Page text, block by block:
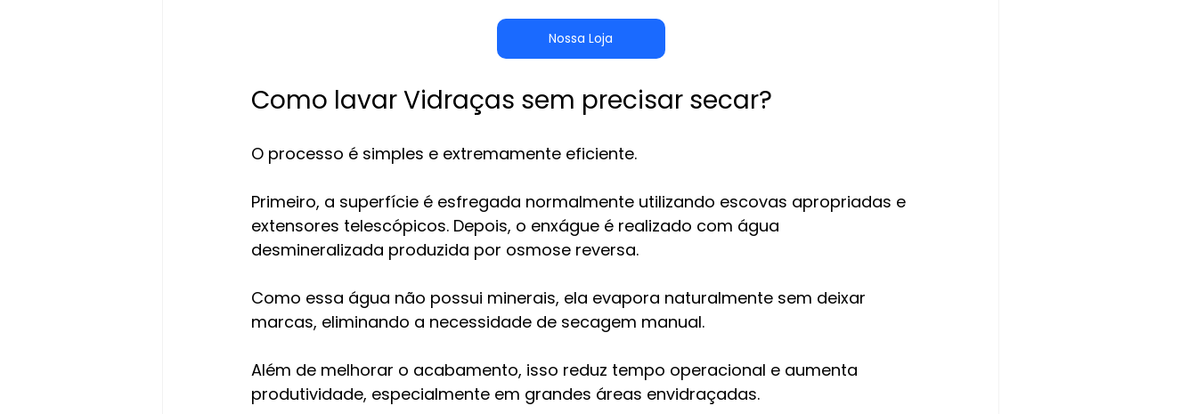
Nossa Loja
Como lavar Vidraças sem precisar secar?
O processo é simples e extremamente eficiente.
Primeiro, a superfície é esfregada normalmente utilizando escovas apropriadas e
extensores telescópicos. Depois, o enxágue é realizado com água
desmineralizada produzida por osmose reversa.
Como essa água não possui minerais, ela evapora naturalmente sem deixar
marcas, eliminando a necessidade de secagem manual.
Além de melhorar o acabamento, isso reduz tempo operacional e aumenta
produtividade, especialmente em grandes áreas envidraçadas.